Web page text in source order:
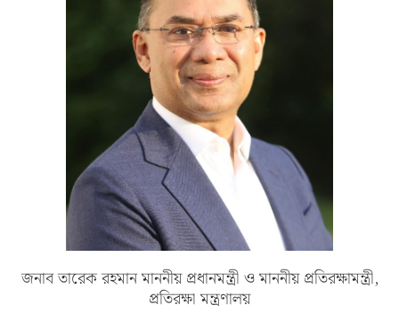
জনাব তারেক রহমান মাননীয় প্রধানমন্ত্রী ও মাননীয় প্রতিরক্ষামন্ত্রী,
প্রতিরক্ষা মন্ত্রণালয়